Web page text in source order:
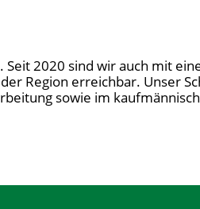
2020 sind wir auch mit
Region erreichbar. Unser
sowie im